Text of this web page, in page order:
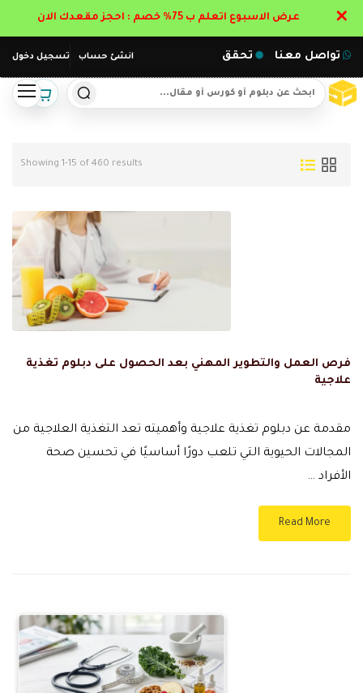
انشئ حساب تسجيل دخول تواصل معنا تحقق
Showing 1-15 of 460 results
فرص العمل والتطوير المهني بعد الحصول على دبلوم تغذية
علاجية
مقدمة عن دبلوم تغذية علاجية وأهميته تعد التغذية العلاجية من
المجالات الحيوية التي تلعب دورًا أساسيًا في تحسين صحة
الأفراد …
Read More
عرض الاسبوع اتعلم ب 75% خصم : احجز مقعدك الان ✕